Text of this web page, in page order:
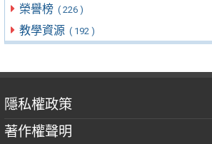
榮譽榜 ( 226 )
教學資源 ( 192 )
隱私權政策
著作權聲明